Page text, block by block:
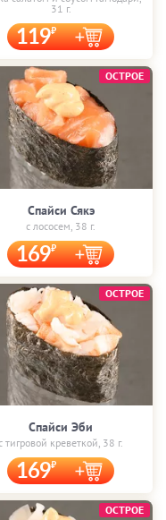
31 г.
119
Спайси Сякэ
с лососем, 38 г.
169
ОСТРОЕ
Спайси Эби
тигровой креветкой, 38 г.
169
ОСТРОЕ
ОСТРОЕ